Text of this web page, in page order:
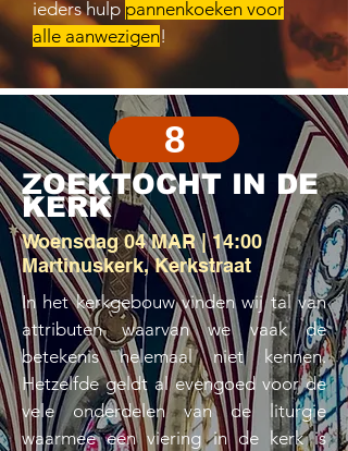
ieders hulp pannenkoeken voor
alle aanwezigen!
8
ZOEKTOCHT IN DE
KERK
Woensdag 04 MAR | 14:00
Martinuskerk, Kerkstraat
In het kerkgebouw vinden wij tal van
attributen waarvan we vaak de
betekenis helemaal niet kennen.
Hetzelfde geldt al evengoed voor de
vele onderdelen van de liturgie
waarmee een viering in de kerk is